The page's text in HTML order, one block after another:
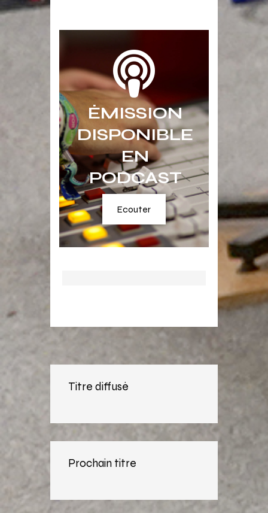
ÉMISSION
DISPONIBLE
EN
PODCAST
Ecouter
Titre diffusé
Prochain titre